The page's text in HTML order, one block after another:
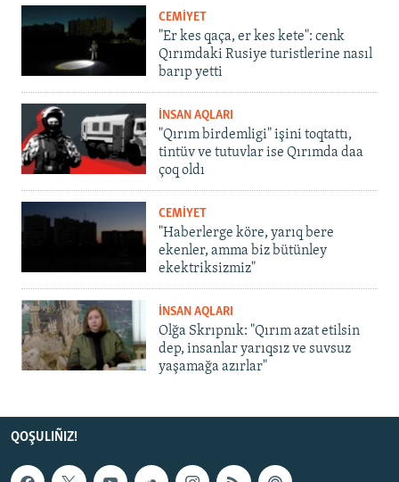
CEMİYET
"Er kes qaça, er kes kete": cenk
Qırımdaki Rusiye turistlerine nasıl
barıp yetti
İNSAN AQLARI
"Qırım birdemligi" işini toqtattı,
tintüv ve tutuvlar ise Qırımda daa
çoq oldı
CEMİYET
"Haberlerge köre, yarıq bere
ekenler, amma biz bütünley
ekektriksizmiz"
İNSAN AQLARI
Olğa Skrıpnık: "Qırım azat etilsin
dep, insanlar yarıqsız ve suvsuz
yaşamağa azırlar"
QOŞULIÑIZ!